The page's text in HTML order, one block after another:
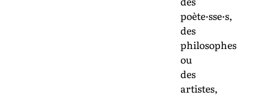
poète·sse·s,
des
philosophes
ou
des
artistes,